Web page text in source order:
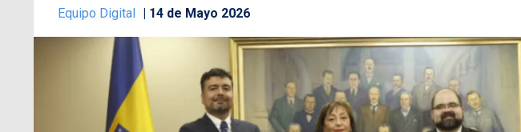
Equipo Digital 14 de Mayo 2026